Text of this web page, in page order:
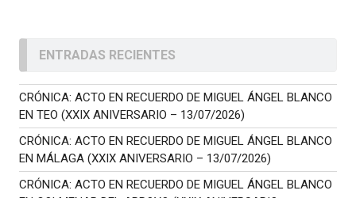
ENTRADAS RECIENTES
CRÓNICA: ACTO EN RECUERDO DE MIGUEL ÁNGEL BLANCO
EN TEO (XXIX ANIVERSARIO – 13/07/2026)
CRÓNICA: ACTO EN RECUERDO DE MIGUEL ÁNGEL BLANCO
EN MÁLAGA (XXIX ANIVERSARIO – 13/07/2026)
CRÓNICA: ACTO EN RECUERDO DE MIGUEL ÁNGEL BLANCO